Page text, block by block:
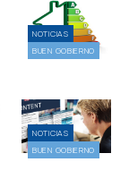
NOTICIAS
BUEN GOBIERNO
NOTICIAS
BUEN GOBIERNO